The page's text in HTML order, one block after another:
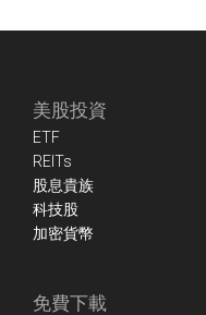
美股投資
ETF
REITs
股息貴族
科技股
加密貨幣
免費下載